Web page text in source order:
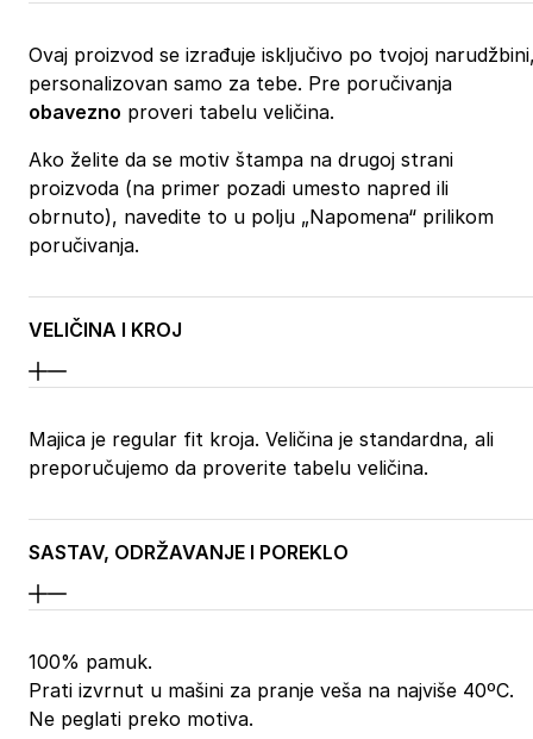
Ovaj proizvod se izrađuje isključivo po tvojoj
personalizovan samo za tebe. Pre poručivanja
obavezno proveri tabelu veličina.
Ako želite da se motiv štampa na drugoj strani
proizvoda (na primer pozadi umesto napred ili
obrnuto), navedite to u polju „Napomena“ prilikom
poručivanja.
VELIČINA I KROJ
Majica je regular fit kroja. Veličina je standardna, ali
preporučujemo da proverite tabelu veličina.
SASTAV, ODRŽAVANJE I POREKLO
100% pamuk.
Prati izvrnut u mašini za pranje veša na najviše 40ºC.
Ne peglati preko motiva.